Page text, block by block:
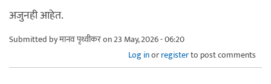
अजुनही आहेत.
Submitted byमानव पृथ्वीकरon 23 May, 2026 - 06:20
Log inorregisterto post comments